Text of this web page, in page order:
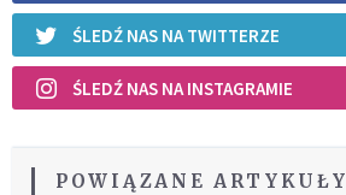
ŚLEDŹ NAS NA TWITTERZE
ŚLEDŹ NAS NA INSTAGRAMIE
POWIĄZANE ARTYKUŁY